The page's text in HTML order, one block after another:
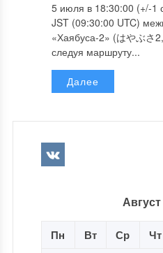
5 июля в 18:30:00 (+/-1
JST (09:30:00 UTC)
«Хаябуса-2» (はやぶさ
следуя маршруту...
Далее
Пн Вт Ср Чт